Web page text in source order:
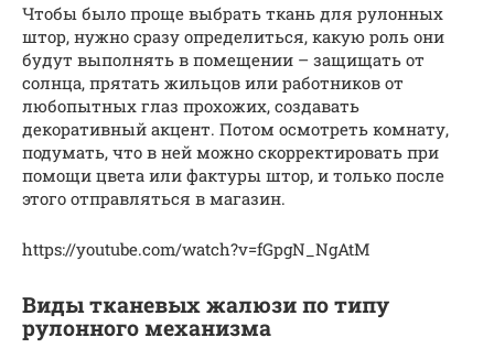
Чтобы было проще выбрать ткань для рулонных
штор, нужно сразу определиться, какую роль они
будут выполнять в помещении – защищать от
солнца, прятать жильцов или работников от
любопытных глаз прохожих, создавать
декоративный акцент. Потом осмотреть комнату,
подумать, что в ней можно скорректировать при
помощи цвета или фактуры штор, и только после
этого отправляться в магазин.
https://youtube.com/watch?v=fGpgN_NgAtM
Виды тканевых жалюзи по типу
рулонного механизма